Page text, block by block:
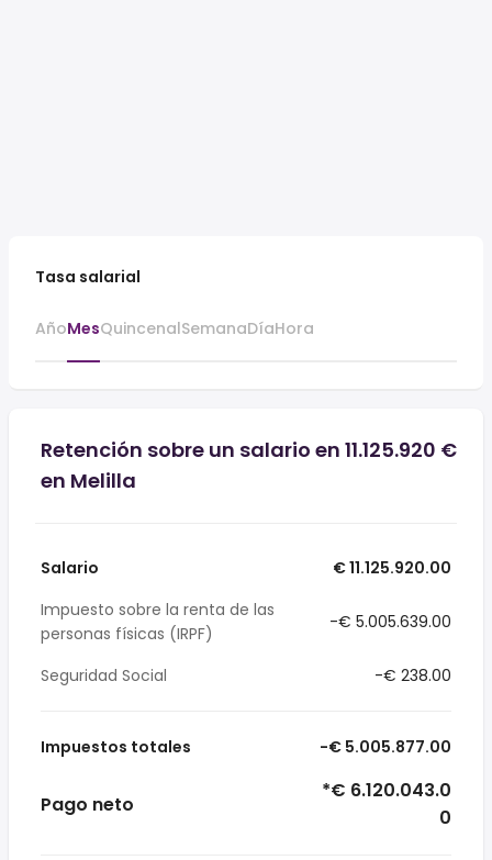
Tasa salarial
AñoMesQuincenalSemanaDíaHora
Retención sobre un salario en 11.125.920 €
en Melilla
Salario
€ 11.125.920.00
Impuesto sobre la renta de las
personas físicas (IRPF)
-€ 5.005.639.00
Seguridad Social -€ 238.00
Impuestos totales -€ 5.005.877.00
Pago neto
*€ 6.120.043.0
0